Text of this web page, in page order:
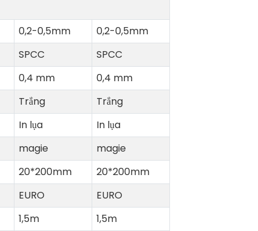
0,2-0,5mm
0,2-0,5mm
SPCC
SPCC
0,4 mm
0,4 mm
Trắng
Trắng
In lụa
In lụa
magie
magie
20*200mm
20*200mm
EURO
EURO
1,5m
1,5m